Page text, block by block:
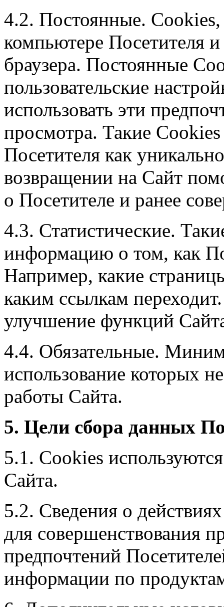
4.2. Постоянные. Сookies,
компьютере Посетителя
браузера. Постоянные
пользовательские
использовать эти
просмотра. Такие
Посетителя как
возвращении на Сайт
о Посетителе и ранее
4.3. Статистические.
информацию о том, как
Например, какие
каким ссылкам
улучшение функций
4.4. Обязательные.
использование которых
работы Сайта.
5. Цели сбора данных
5.1. Cookies
Сайта.
5.2. Сведения о
для совершенствования
предпочтений
информации по